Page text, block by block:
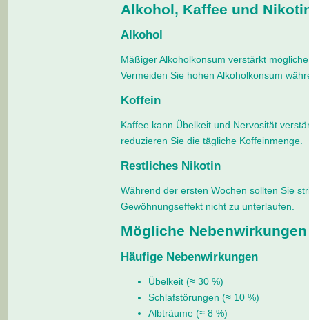
Alkohol, Kaffee und
Alkohol
Mäßiger Alkoholkonsum verstärkt
Vermeiden Sie hohen Alkoholkonsum
Koffein
Kaffee kann Übelkeit und Nervosität
reduzieren Sie die tägliche Koffeinmenge.
Restliches Nikotin
Während der ersten Wochen sollten Sie
Gewöhnungseffekt nicht zu unterlaufen.
Mögliche
Häufige Nebenwirkungen
Übelkeit (≈ 30 %)
Schlafstörungen (≈ 10 %)
Albträume (≈ 8 %)